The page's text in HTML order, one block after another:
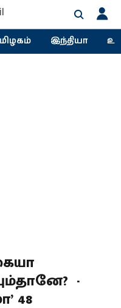
இந்தியா
-
48